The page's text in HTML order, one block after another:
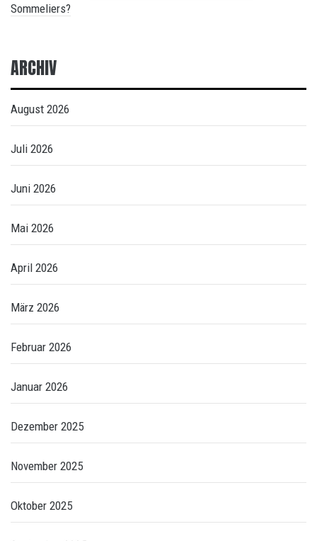
Sommeliers?
ARCHIV
August 2026
Juli 2026
Juni 2026
Mai 2026
April 2026
März 2026
Februar 2026
Januar 2026
Dezember 2025
November 2025
Oktober 2025